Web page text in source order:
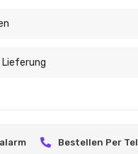
Lieferung
Bestellen Per